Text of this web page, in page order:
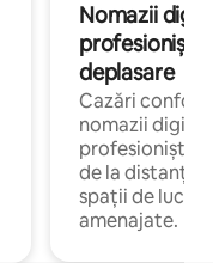
Nomazii
profesioniștii
deplasare
Cazări
nomazii
profesioniștii
de la distanță,
spații de lucru
amenajate.